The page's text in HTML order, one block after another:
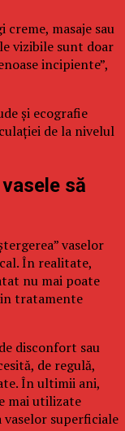
masaje sau
vizibile sunt doar
incipiente”,
și ecografie
de la nivelul
să
vaselor
În realitate,
nu mai poate
tratamente
disconfort sau
de regulă,
În ultimii ani,
mai utilizate
superficiale